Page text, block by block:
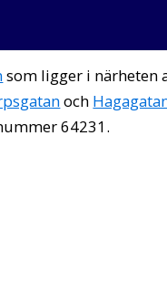
som ligger i närheten
och
64231.